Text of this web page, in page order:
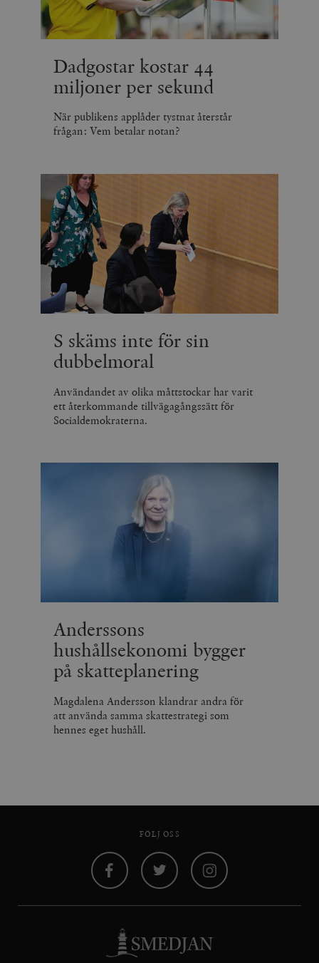
Dadgostar kostar 44
miljoner per sekund
När publikens applåder tystnat återstår
frågan: Vem betalar notan?
S skäms inte för sin
dubbelmoral
Användandet av olika måttstockar har varit
ett återkommande tillvägagångssätt för
Socialdemokraterna.
Anderssons
hushållsekonomi bygger
på skatteplanering
Magdalena Andersson klandrar andra för
att använda samma skattestrategi som
hennes eget hushåll.
FÖLJ OSS